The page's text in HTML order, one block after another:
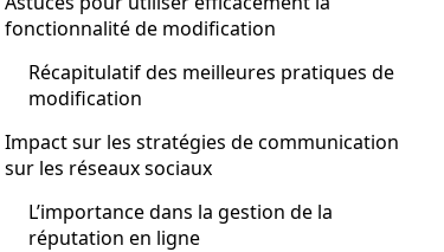
fonctionnalité de modification
Récapitulatif des meilleures pratiques de
modification
Impact sur les stratégies de communication
sur les réseaux sociaux
L’importance dans la gestion de la
réputation en ligne